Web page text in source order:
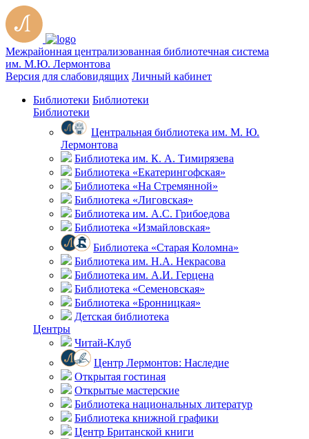
Межрайонная централизованная библиотечная система
им. М.Ю. Лермонтова
Версия для слабовидящих Личный кабинет
Библиотеки Библиотеки
Библиотеки
Центральная библиотека им. М. Ю.
Лермонтова
Библиотека им. К. А. Тимирязева
Библиотека «Екатерингофская»
Библиотека «На Стремянной»
Библиотека «Лиговская»
Библиотека им. А.С. Грибоедова
Библиотека «Измайловская»
Библиотека «Старая Коломна»
Библиотека им. Н.А. Некрасова
Библиотека им. А.И. Герцена
Библиотека «Семеновская»
Библиотека «Бронницкая»
Детская библиотека
Центры
Читай-Клуб
Центр Лермонтов: Наследие
Открытая гостиная
Открытые мастерские
Библиотека национальных литератур
Библиотека книжной графики
Центр Британской книги